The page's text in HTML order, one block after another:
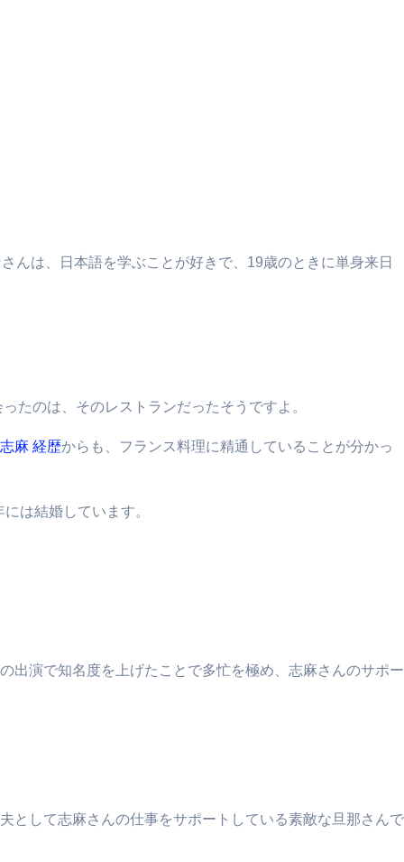
んは、日本語を学ぶことが好きで、19歳のときに単身来日
たのは、そのレストランだったそうですよ。
麻 経歴からも、フランス料理に精通していることが分かっ
は結婚しています。
出演で知名度を上げたことで多忙を極め、志麻さんのサポー
として志麻さんの仕事をサポートしている素敵な旦那さんで